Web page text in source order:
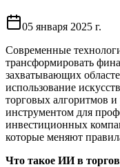
05 января 2025 г.
Современные
трансформировать
захватывающих
использование
торговых алгоритмов
инструментом для
инвестиционных
которые меняют
Что такое ИИ в